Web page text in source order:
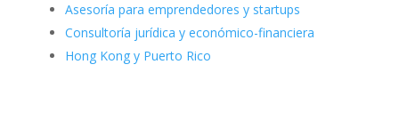
Asesoría para emprendedores y startups
Consultoría jurídica y económico-financiera
Hong Kong y Puerto Rico